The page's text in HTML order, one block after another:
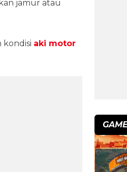
jamur atau
kondisi aki motor